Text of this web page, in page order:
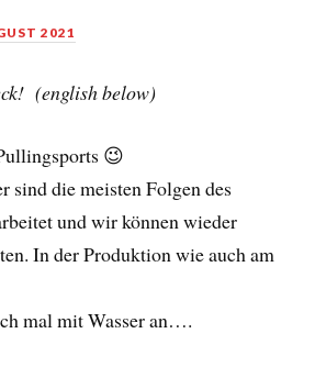
2021
(english below)
😉
sind die meisten Folgen des
und wir können wieder
In der Produktion wie auch am
mal mit Wasser an….